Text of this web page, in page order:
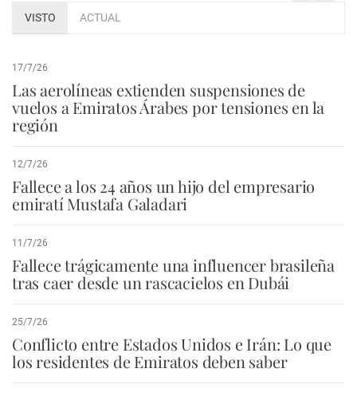
VISTO ACTUAL
17/7/26
Las aerolíneas extienden suspensiones de
vuelos a Emiratos Árabes por tensiones en la
región
12/7/26
Fallece a los 24 años un hijo del empresario
emiratí Mustafa Galadari
11/7/26
Fallece trágicamente una influencer brasileña
tras caer desde un rascacielos en Dubái
25/7/26
Conflicto entre Estados Unidos e Irán: Lo que
los residentes de Emiratos deben saber